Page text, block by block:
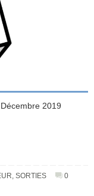
2019
,SORTIES 0